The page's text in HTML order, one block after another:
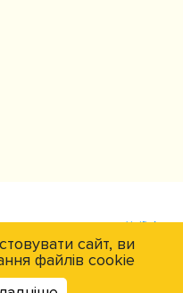
для дітей Naditok. Всі
Є питання?
сайт, ви
файлів cookie